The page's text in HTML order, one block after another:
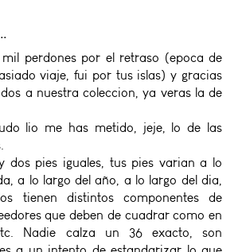
perdones por el retraso (epoca de
viaje, fui por tus islas) y gracias
a nuestra coleccion, ya veras la de
lio me has metido, jeje, lo de las
dos pies iguales, tus pies varian a lo
a lo largo del año, a lo largo del dia,
tienen distintos componentes de
que deben de cuadrar como en
Nadie calza un 36 exacto, son